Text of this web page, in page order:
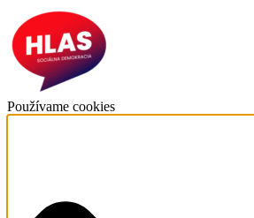
Používame cookies